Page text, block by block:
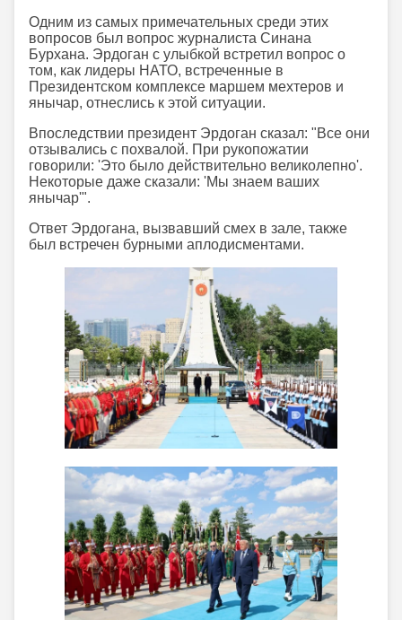
Одним из самых примечательных среди этих
вопросов был вопрос журналиста Синана
Бурхана. Эрдоган с улыбкой встретил вопрос о
том, как лидеры НАТО, встреченные в
Президентском комплексе маршем мехтеров и
янычар, отнеслись к этой ситуации.
Впоследствии президент Эрдоган сказал: "Все они
отзывались с похвалой. При рукопожатии
говорили: 'Это было действительно великолепно'.
Некоторые даже сказали: 'Мы знаем ваших
янычар'".
Ответ Эрдогана, вызвавший смех в зале, также
был встречен бурными аплодисментами.